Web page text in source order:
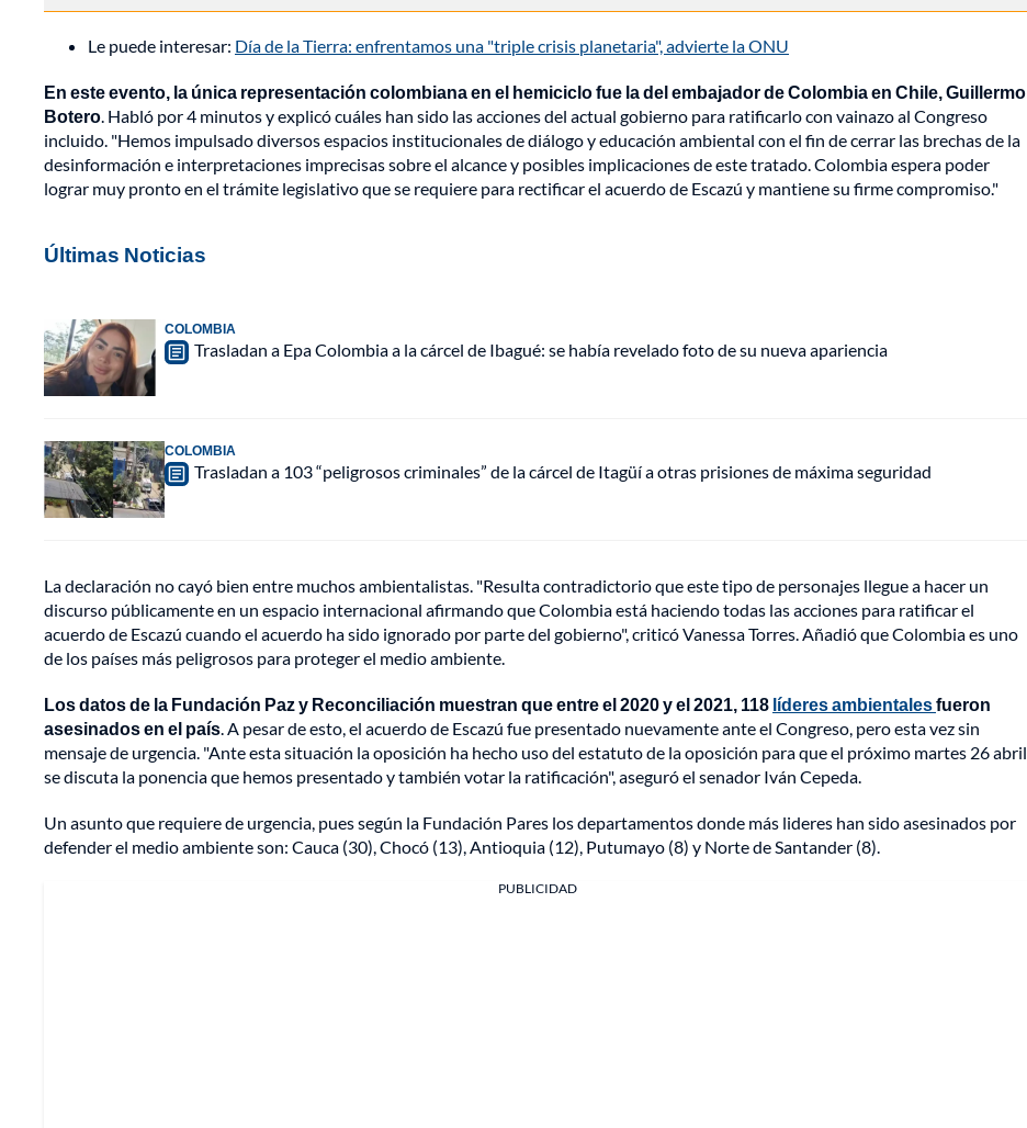
Le puede interesar: Día de la Tierra: enfrentamos una "triple crisis planetaria", advierte la ONU
En este evento, la única representación colombiana en el hemiciclo fue la del embajador de Colombia en Chile, Guillermo
Botero. Habló por 4 minutos y explicó cuáles han sido las acciones del actual gobierno para ratificarlo con vainazo al Congreso
incluido. "Hemos impulsado diversos espacios institucionales de diálogo y educación ambiental con el fin de cerrar las brechas de la
desinformación e interpretaciones imprecisas sobre el alcance y posibles implicaciones de este tratado. Colombia espera poder
lograr muy pronto en el trámite legislativo que se requiere para rectificar el acuerdo de Escazú y mantiene su firme compromiso."
Últimas Noticias
COLOMBIA
Trasladan a Epa Colombia a la cárcel de Ibagué: se había revelado foto de su nueva apariencia
COLOMBIA
Trasladan a 103 “peligrosos criminales” de la cárcel de Itagüí a otras prisiones de máxima seguridad
La declaración no cayó bien entre muchos ambientalistas. "Resulta contradictorio que este tipo de personajes llegue a hacer un
discurso públicamente en un espacio internacional afirmando que Colombia está haciendo todas las acciones para ratificar el
acuerdo de Escazú cuando el acuerdo ha sido ignorado por parte del gobierno", criticó Vanessa Torres. Añadió que Colombia es uno
de los países más peligrosos para proteger el medio ambiente.
Los datos de la Fundación Paz y Reconciliación muestran que entre el 2020 y el 2021, 118 líderes ambientalesfueron
asesinados en el país. A pesar de esto, el acuerdo de Escazú fue presentado nuevamente ante el Congreso, pero esta vez sin
mensaje de urgencia. "Ante esta situación la oposición ha hecho uso del estatuto de la oposición para que el próximo martes 26 abril
se discuta la ponencia que hemos presentado y también votar la ratificación", aseguró el senador Iván Cepeda.
Un asunto que requiere de urgencia, pues según la Fundación Pares los departamentos donde más lideres han sido asesinados por
defender el medio ambiente son: Cauca (30), Chocó (13), Antioquia (12), Putumayo (8) y Norte de Santander (8).
PUBLICIDAD